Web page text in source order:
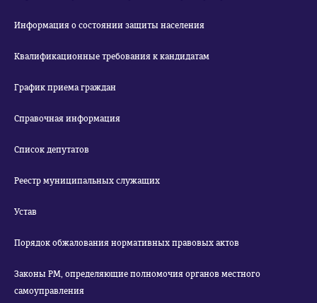
Информация о состоянии защиты населения
Квалификационные требования к кандидатам
График приема граждан
Справочная информация
Список депутатов
Реестр муниципальных служащих
Устав
Порядок обжалования нормативных правовых актов
Законы РМ, определяющие полномочия органов местного
самоуправления